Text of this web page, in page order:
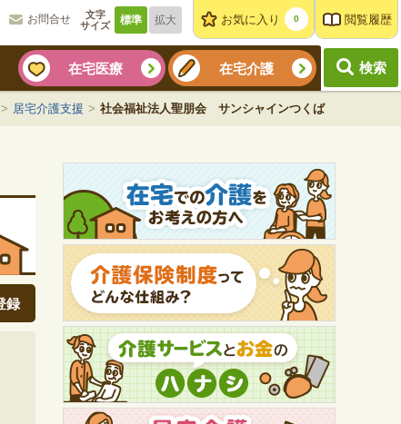
お問合せ
文字
サイズ
標準 拡大 お気に入り 0 閲覧履歴
在宅医療 在宅介護 検索
> 居宅介護支援 > 社会福祉法人聖朋会 サンシャインつくば
録